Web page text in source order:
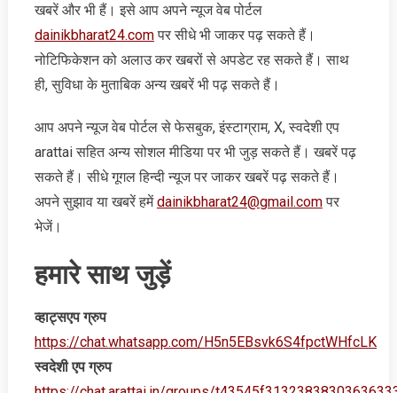
खबरें और भी हैं। इसे आप अपने न्‍यूज वेब पोर्टल
dainikbharat24.comपर सीधे भी जाकर पढ़ सकते हैं।
नोटिफिकेशन को अलाउ कर खबरों से अपडेट रह सकते हैं। साथ
ही, सुविधा के मुताबिक अन्‍य खबरें भी पढ़ सकते हैं।
आप अपने न्‍यूज वेब पोर्टल से फेसबुक, इंस्‍टाग्राम, X, स्‍वदेशी एप
arattai सहित अन्‍य सोशल मीडिया पर भी जुड़ सकते हैं। खबरें पढ़
सकते हैं। सीधे गूगल हिन्‍दी न्‍यूज पर जाकर खबरें पढ़ सकते हैं।
अपने सुझाव या खबरें हमेंdainikbharat24@gmail.comपर
भेजें।
हमारे साथ जुड़ें
व्‍हाट्सएप ग्रुप
https://chat.whatsapp.com/H5n5EBsvk6S4fpctWHfcLK
स्‍वदेशी एप ग्रुप